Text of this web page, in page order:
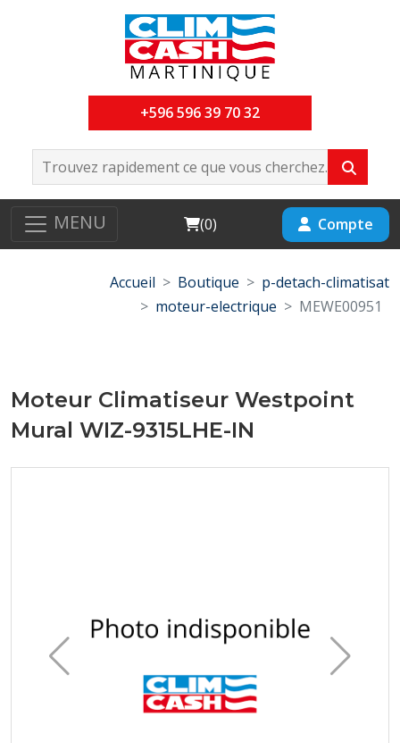
+596 596 39 70 32
MENU Cart
(0) Compte
Accueil Boutique
p-detach-climatisat
moteur-electrique
MEWE00951
Moteur Climatiseur Westpoint
Mural WIZ-9315LHE-IN